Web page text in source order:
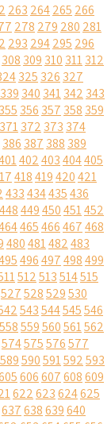
263 264265 266
278 279 280 281
293 294295 296
308 309 310 311312
325 326 327
339 340 341342 343
355 356 357 358 359
371372 373 374
386 387 388 389
402403404405
418419420421
433434435436
448449450451452
465466467468
480481482483
496497498499
512513514515
527528529530
543544545546
558559560561562
574575576577
589590591592593
606607608609
622623624625
637638639640